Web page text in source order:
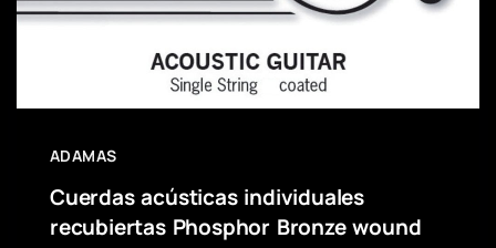
ADAMAS
Cuerdas acústicas individuales
recubiertas Phosphor Bronze wound